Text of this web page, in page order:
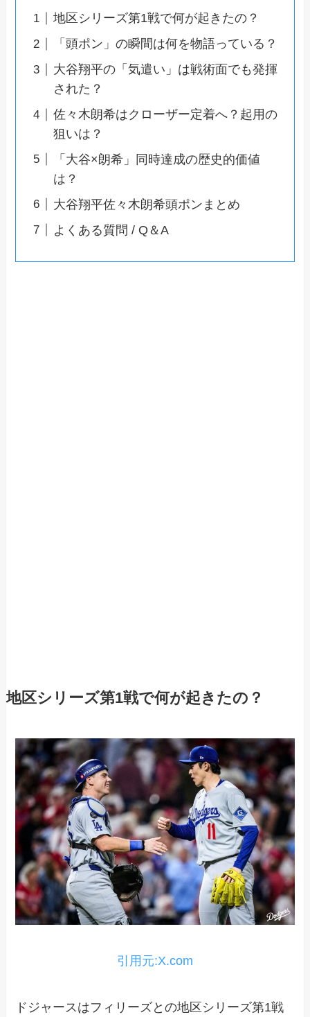
地区シリーズ第1戦で何が起きたの？
「頭ポン」の瞬間は何を物語っている？
大谷翔平の「気遣い」は戦術面でも発揮
された？
佐々木朗希はクローザー定着へ？起用の
狙いは？
「大谷×朗希」同時達成の歴史的価値
は？
大谷翔平佐々木朗希頭ポンまとめ
よくある質問 / Q＆A
地区シリーズ第1戦で何が起きたの？
引用元:X.com
ドジャースはフィリーズとの地区シリーズ第1戦